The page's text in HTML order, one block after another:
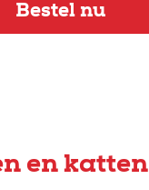
Bestel nu
en katten